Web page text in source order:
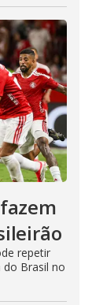
repetir
do Brasil no